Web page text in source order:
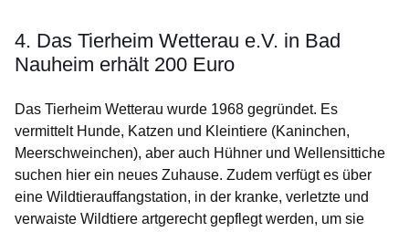
4. Das Tierheim Wetterau e.V. in Bad
Nauheim erhält 200 Euro
Das Tierheim Wetterau wurde 1968 gegründet. Es
vermittelt Hunde, Katzen und Kleintiere (Kaninchen,
Meerschweinchen), aber auch Hühner und Wellensittiche
suchen hier ein neues Zuhause. Zudem verfügt es über
eine Wildtierauffangstation, in der kranke, verletzte und
verwaiste Wildtiere artgerecht gepflegt werden, um sie